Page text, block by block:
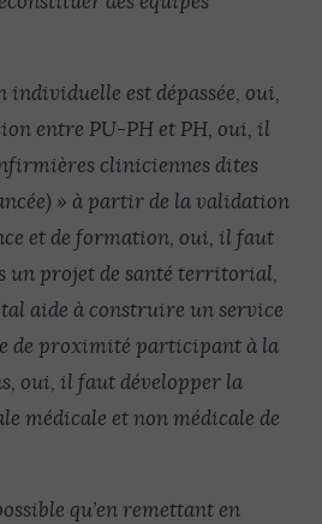
est dépassée, oui,
entre PU-PH et PH, oui, il
cliniciennes dites
» à partir de la validation
et de formation, oui, il faut
un projet de santé territorial,
aide à construire un service
de proximité participant à la
oui, il faut développer la
médicale et non médicale de
qu’en remettant en